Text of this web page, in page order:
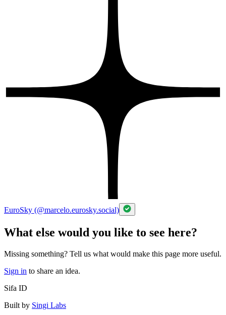
EuroSky (@marcelo.eurosky.social)
What else would you like to see here?
Missing something? Tell us what would make this page more useful.
Sign in to share an idea.
Sifa ID
Built by Singi Labs